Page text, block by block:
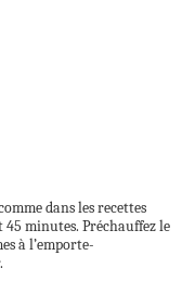
dans les recettes
45 minutes. Préchauffez le
à l’emporte-